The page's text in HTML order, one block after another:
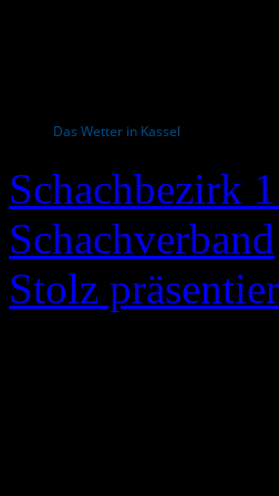
Das Wetter in Kassel
Schachbezirk
Schachverband
Stolz